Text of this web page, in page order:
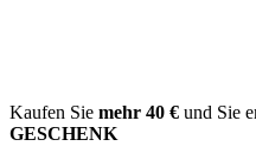
Kaufen Sie mehr 40 € und Sie
GESCHENK